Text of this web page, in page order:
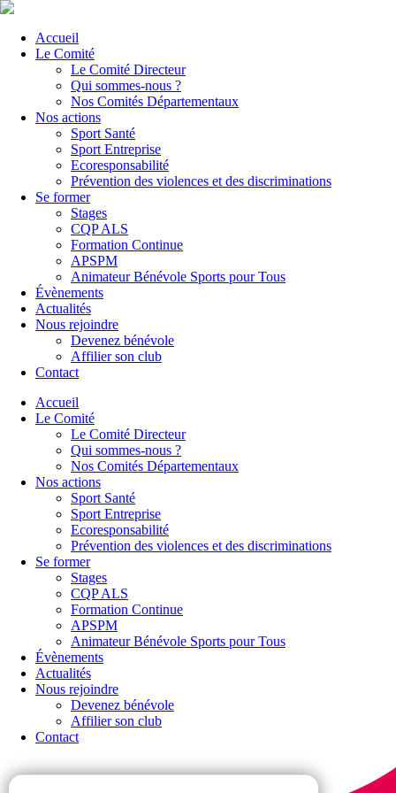
Accueil
Le Comité
Le Comité Directeur
Qui sommes-nous ?
Nos Comités Départementaux
Nos actions
Sport Santé
Sport Entreprise
Ecoresponsabilité
Prévention des violences et des discriminations
Se former
Stages
CQP ALS
Formation Continue
APSPM
Animateur Bénévole Sports pour Tous
Évènements
Actualités
Nous rejoindre
Devenez bénévole
Affilier son club
Contact
Accueil
Le Comité
Le Comité Directeur
Qui sommes-nous ?
Nos Comités Départementaux
Nos actions
Sport Santé
Sport Entreprise
Ecoresponsabilité
Prévention des violences et des discriminations
Se former
Stages
CQP ALS
Formation Continue
APSPM
Animateur Bénévole Sports pour Tous
Évènements
Actualités
Nous rejoindre
Devenez bénévole
Affilier son club
Contact